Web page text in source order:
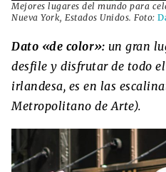
Mejores lugares del mundo para
Nueva York, Estados Unidos. Foto:
Dato «de color»: un gran
desfile y disfrutar de todo
irlandesa, es en las
Metropolitano de Arte).